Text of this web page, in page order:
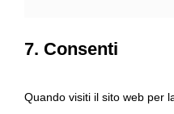
7. Consenti
Quando visiti il sito web per